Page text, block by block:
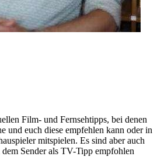
Film- und Fernsehtipps, bei denen
und euch diese empfehlen kann oder in
mitspielen. Es sind aber auch
Sender als TV-Tipp empfohlen